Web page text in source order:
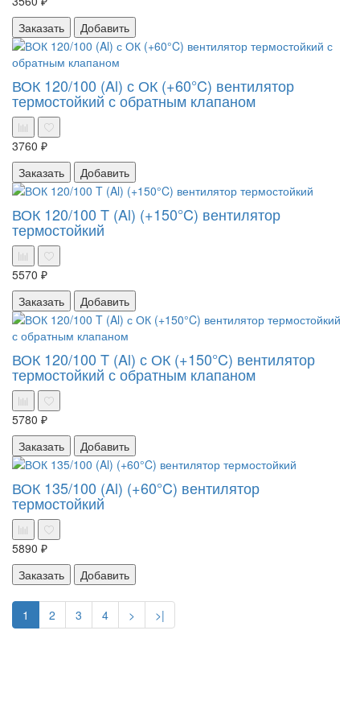
Заказать
Добавить
ВОК 120/100 (Al) с ОК (+60°C) вентилятор
термостойкий с обратным клапаном
3760 ₽
Заказать
Добавить
ВОК 120/100 T (Al) (+150°C) вентилятор
термостойкий
5570 ₽
Заказать
Добавить
ВОК 120/100 T (Al) с ОК (+150°C) вентилятор
термостойкий с обратным клапаном
5780 ₽
Заказать
Добавить
ВОК 135/100 (Al) (+60°C) вентилятор
термостойкий
5890 ₽
Заказать
Добавить
1 2 3 4 > >|